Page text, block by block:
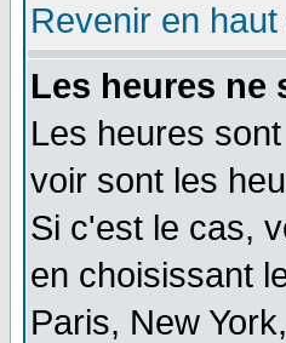
Revenir en
Les heures ne
Les heures
voir sont les
Si c'est le cas,
en choisissant
Paris, New